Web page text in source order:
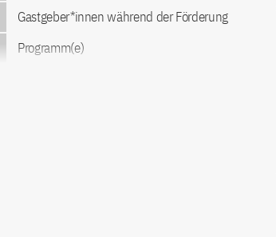
Gastgeber*innen während der Förderung
Programm(e)